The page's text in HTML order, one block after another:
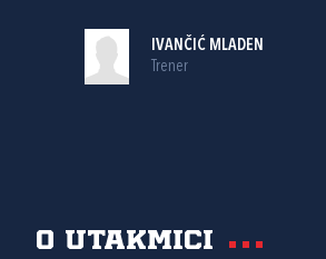
IVANČIĆ MLADEN
Trener
O utakmici